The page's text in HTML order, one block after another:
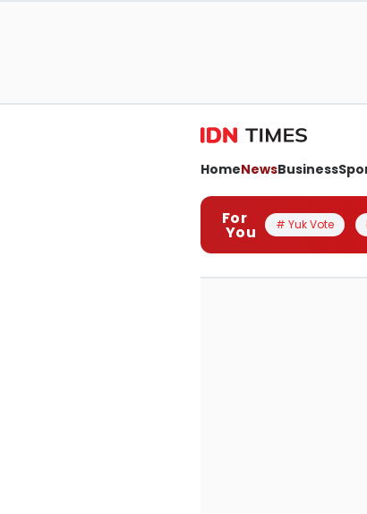
HomeNewsBusiness
For
You # Yuk Vote